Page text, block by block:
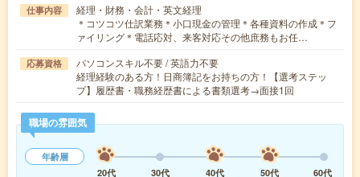
仕事内容
経理・財務・会計・英文経理
＊コツコツ仕訳業務＊小口現金の管理＊各種資料の作成＊フ
ァイリング＊電話応対、来客対応その他庶務もお任…
応募資格
パソコンスキル不要 / 英語力不要
経理経験のある方！日商簿記をお持ちの方！【選考ステッ
プ】履歴書・職務経歴書による書類選考→面接1回
職場の雰囲気
年齢層
20代
30代 40代 50代
60代